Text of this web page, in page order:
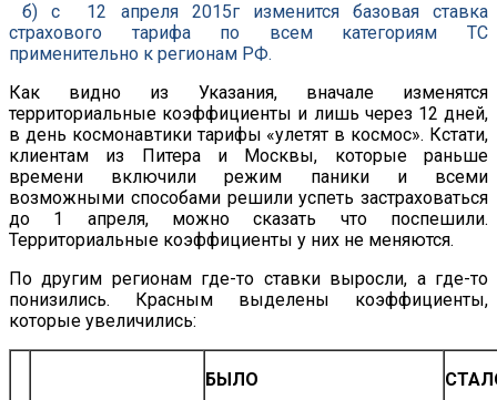
б) с 12 апреля 2015г изменится базовая ставка
страхового тарифа по всем категориям ТС
применительно к регионам РФ.
Как видно из Указания, вначале изменятся
территориальные коэффициенты и лишь через 12 дней,
в день космонавтики тарифы «улетят в космос». Кстати,
клиентам из Питера и Москвы, которые раньше
времени включили режим паники и всеми
возможными способами решили успеть застраховаться
до 1 апреля, можно сказать что поспешили.
Территориальные коэффициенты у них не меняются.
По другим регионам где-то ставки выросли, а где-то
понизились. Красным выделены коэффициенты,
которые увеличились:
БЫЛО